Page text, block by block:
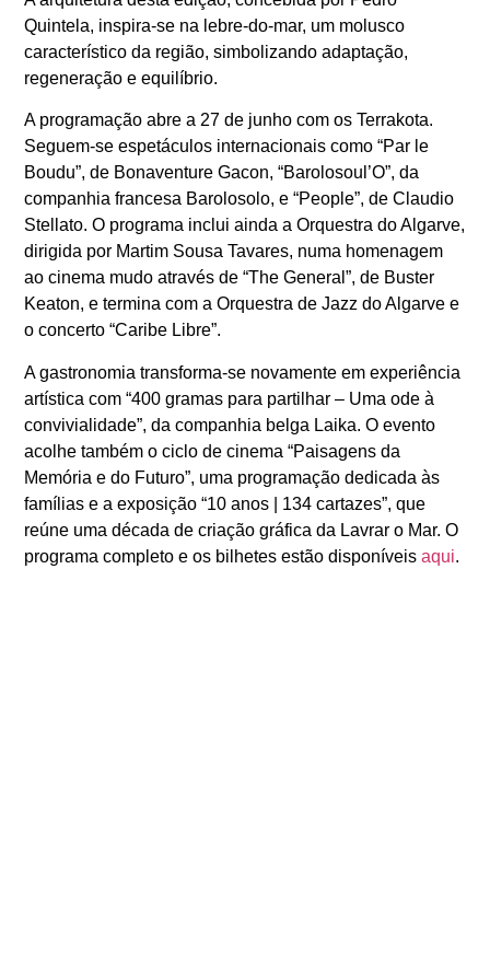
Quintela, inspira-se na lebre-do-mar, um molusco
característico da região, simbolizando adaptação,
regeneração e equilíbrio.
A programação abre a 27 de junho com os Terrakota.
Seguem-se espetáculos internacionais como “Par le
Boudu”, de Bonaventure Gacon, “Barolosoul’O”, da
companhia francesa Barolosolo, e “People”, de Claudio
Stellato. O programa inclui ainda a Orquestra do Algarve,
dirigida por Martim Sousa Tavares, numa homenagem
ao cinema mudo através de “The General”, de Buster
Keaton, e termina com a Orquestra de Jazz do Algarve e
o concerto “Caribe Libre”.
A gastronomia transforma-se novamente em experiência
artística com “400 gramas para partilhar – Uma ode à
convivialidade”, da companhia belga Laika. O evento
acolhe também o ciclo de cinema “Paisagens da
Memória e do Futuro”, uma programação dedicada às
famílias e a exposição “10 anos | 134 cartazes”, que
reúne uma década de criação gráfica da Lavrar o Mar. O
programa completo e os bilhetes estão disponíveisaqui.